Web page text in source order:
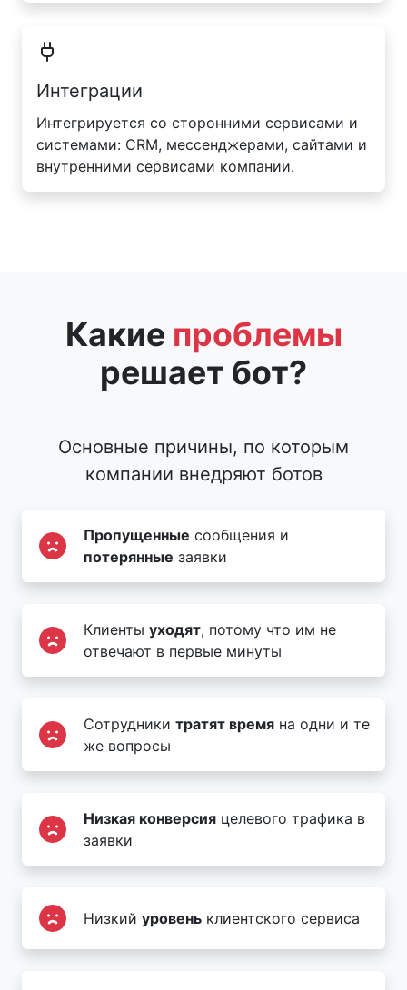
Интеграции
Интегрируется со сторонними сервисами и
системами: CRM, мессенджерами, сайтами и
внутренними сервисами компании.
Какие проблемы
решает бот?
Основные причины, по которым
компании внедряют ботов
Пропущенные сообщения и
потерянные заявки
Клиенты уходят, потому что им не
отвечают в первые минуты
Сотрудники тратят время на одни и те
же вопросы
Низкая конверсия целевого трафика в
заявки
Низкий уровень клиентского сервиса